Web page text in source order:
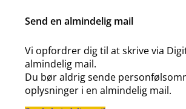
Send en almindelig mail
Vi opfordrer dig til at skrive via
almindelig mail.
Du bør aldrig sende
oplysninger i en almindelig mail.